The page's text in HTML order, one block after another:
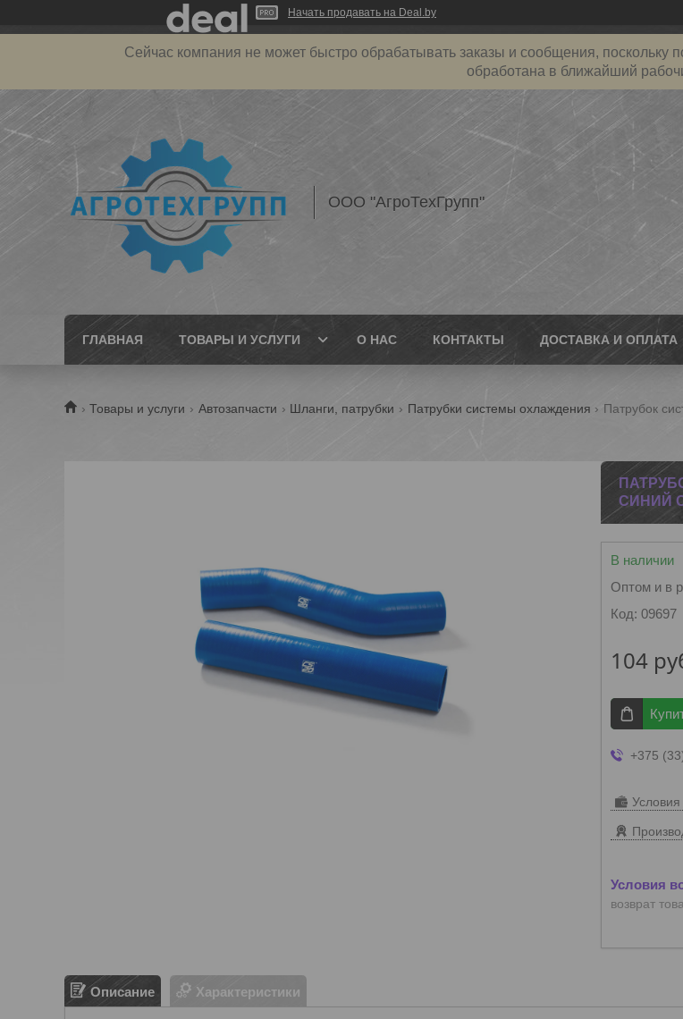
Начать продавать на Deal.by
Сейчас компания не может быстро обрабатывать заказы и сообщения, поскольку
обработана в ближайший
ООО "АгроТехГрупп"
ГЛАВНАЯ ТОВАРЫ И УСЛУГИ О НАС КОНТАКТЫ ДОСТАВКА И ОПЛАТА
Товары и услуги Автозапчасти Шланги, патрубки Патрубки системы охлаждения Патрубок
СИНИЙ
В наличии
Оптом и в
Код: 09697
104
+375
Условия
возврат
Описание Характеристики